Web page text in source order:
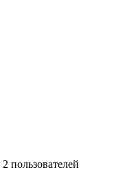
2 пользователей